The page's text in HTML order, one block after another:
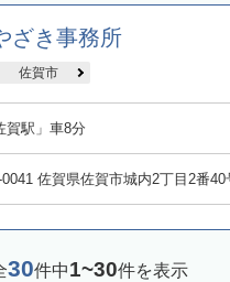
ざき事務所
佐賀市
賀駅」車8分
佐賀県佐賀市城内2丁目2番40
30件中1~30件を表示